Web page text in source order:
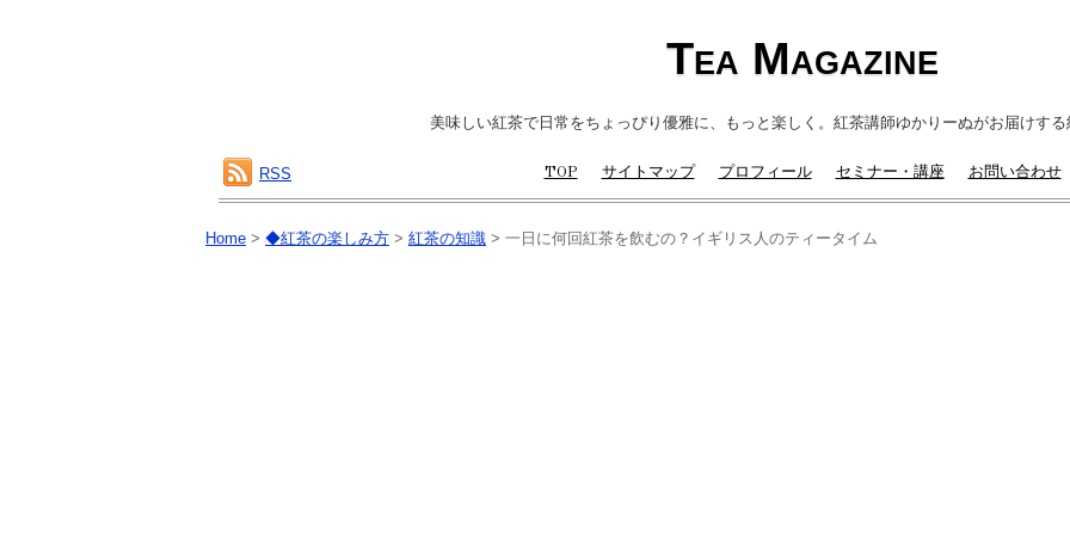
Tea Magazine
美味しい紅茶で日常をちょっぴり優雅に、もっと楽しく。紅茶講師ゆかりーぬがお届けす
TOP サイトマップ プロフィール セミナー・講座 お問い合わせ
RSS
Home > ◆紅茶の楽しみ方 > 紅茶の知識 > 一日に何回紅茶を飲むの？イギリス人のティータイム